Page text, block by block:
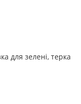
для зелені, терка